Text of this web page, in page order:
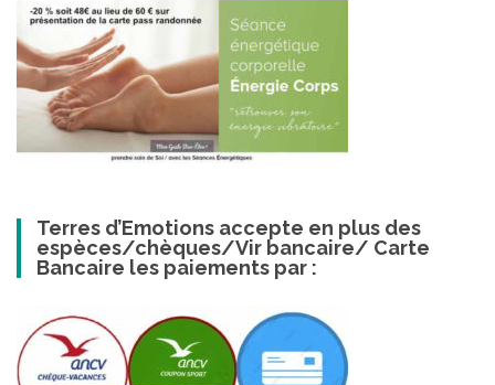
Terres d’Emotions accepte en plus des
espèces/chèques/Vir bancaire/ Carte
Bancaire les paiements par :